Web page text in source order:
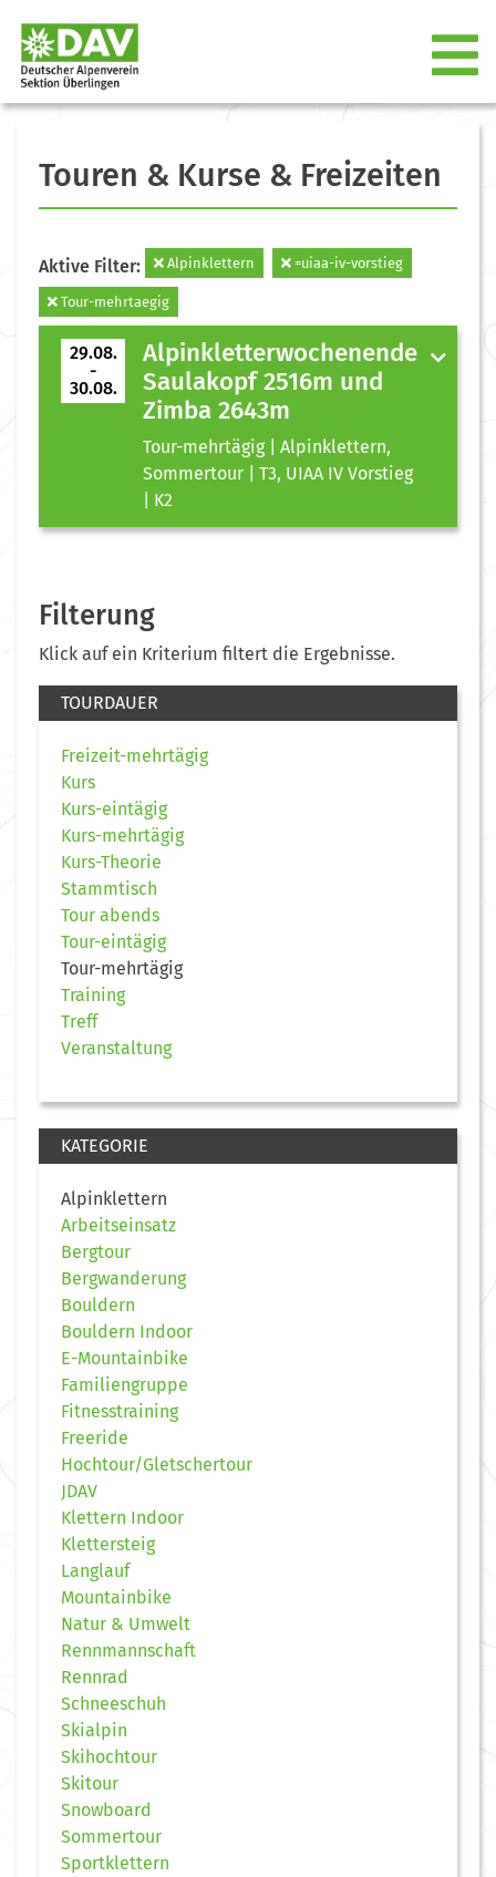
Touren & Kurse & Freizeiten
Aktive Filter: Alpinklettern =uiaa-iv-vorstieg
Tour-mehrtaegig
29.08.
-
30.08.
Alpinkletterwochenende
Saulakopf 2516m und
Zimba 2643m
Tour-mehrtägig | Alpinklettern,
Sommertour | T3, UIAA IV Vorstieg
| K2
Filterung
Klick auf ein Kriterium filtert die Ergebnisse.
TOURDAUER
Freizeit-mehrtägig
Kurs
Kurs-eintägig
Kurs-mehrtägig
Kurs-Theorie
Stammtisch
Tour abends
Tour-eintägig
Tour-mehrtägig
Training
Treff
Veranstaltung
KATEGORIE
Alpinklettern
Arbeitseinsatz
Bergtour
Bergwanderung
Bouldern
Bouldern Indoor
E-Mountainbike
Familiengruppe
Fitnesstraining
Freeride
Hochtour/Gletschertour
JDAV
Klettern Indoor
Klettersteig
Langlauf
Mountainbike
Natur & Umwelt
Rennmannschaft
Rennrad
Schneeschuh
Skialpin
Skihochtour
Skitour
Snowboard
Sommertour
Sportklettern